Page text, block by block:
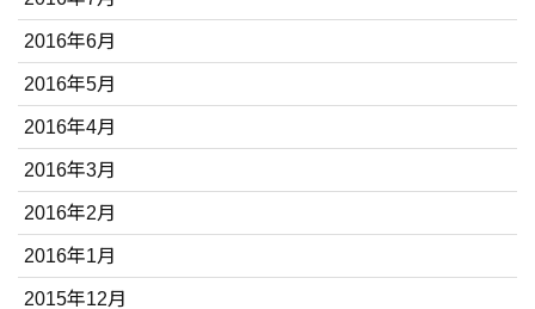
2016年6月
2016年5月
2016年4月
2016年3月
2016年2月
2016年1月
2015年12月